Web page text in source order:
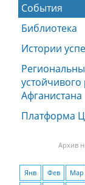
События
Библиотека
Истории
Афганистана
Платформа
Архив
Янв Фев Мар